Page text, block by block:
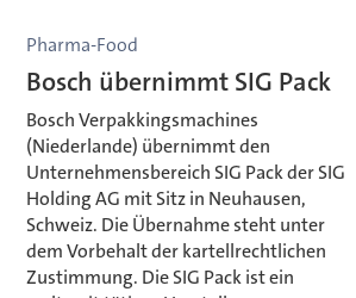
Pharma-Food
Bosch übernimmt SIG Pack
Bosch Verpakkingsmachines
(Niederlande) übernimmt den
Unternehmensbereich SIG Pack der SIG
Holding AG mit Sitz in Neuhausen,
Schweiz. Die Übernahme steht unter
dem Vorbehalt der kartellrechtlichen
Zustimmung. Die SIG Pack ist ein